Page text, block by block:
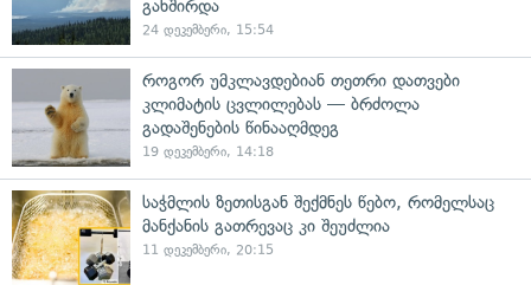
გახშირდა
24 დეკემბერი, 15:54
როგორ უმკლავდებიან თეთრი დათვები
კლიმატის ცვლილებას — ბრძოლა
გადაშენების წინააღმდეგ
19 დეკემბერი, 14:18
საჭმლის ზეთისგან შექმნეს წებო, რომელსაც
მანქანის გათრევაც კი შეუძლია
11 დეკემბერი, 20:15